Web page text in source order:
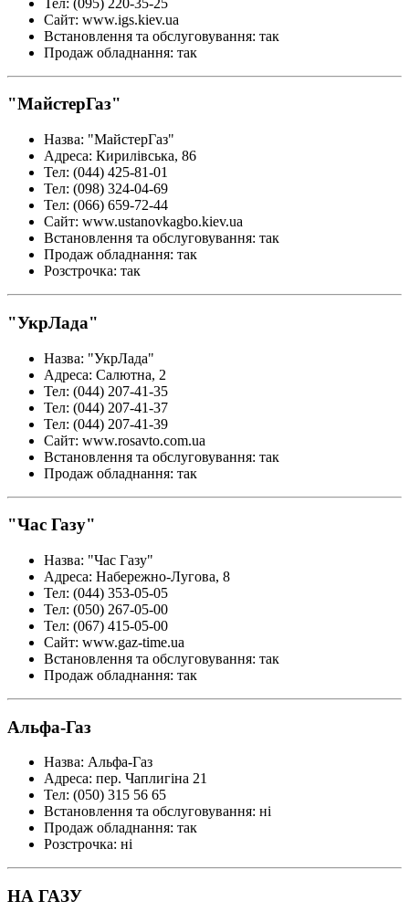
Сайт: www.igs.kiev.ua
Встановлення та обслуговування: так
Продаж обладнання: так
"МайстерГаз"
Назва: "МайстерГаз"
Адреса: Кирилівська, 86
Тел: (044) 425-81-01
Тел: (098) 324-04-69
Тел: (066) 659-72-44
Сайт: www.ustanovkagbo.kiev.ua
Встановлення та обслуговування: так
Продаж обладнання: так
Розстрочка: так
"УкрЛада"
Назва: "УкрЛада"
Адреса: Салютна, 2
Тел: (044) 207-41-35
Тел: (044) 207-41-37
Тел: (044) 207-41-39
Сайт: www.rosavto.com.ua
Встановлення та обслуговування: так
Продаж обладнання: так
"Час Газу"
Назва: "Час Газу"
Адреса: Набережно-Лугова, 8
Тел: (044) 353-05-05
Тел: (050) 267-05-00
Тел: (067) 415-05-00
Сайт: www.gaz-time.ua
Встановлення та обслуговування: так
Продаж обладнання: так
Альфа-Газ
Назва: Альфа-Газ
Адреса: пер. Чаплигіна 21
Тел: (050) 315 56 65
Встановлення та обслуговування: ні
Продаж обладнання: так
Розстрочка: ні
НА ГАЗУ